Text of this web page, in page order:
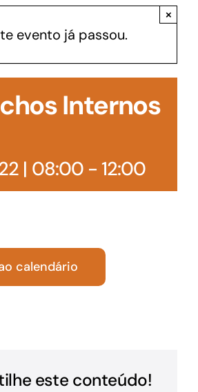
evento já passou.
×
Internos
| 08:00- 12:00
calendário
este conteúdo!